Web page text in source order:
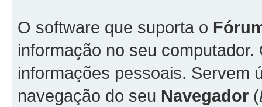
O software que suporta o
informação no seu
informações pessoais. Servem
navegação do seu Navegador (